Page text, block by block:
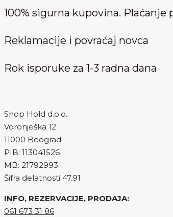
100% sigurna kupovina.
Reklamacije i povraćaj novca
Rok isporuke za 1-3 radna dana
Shop Hold d.o.o.
Voronješka 12
11000 Beograd
PIB: 113041526
MB: 21792993
Šifra delatnosti 47.91
INFO, REZERVACIJE, PRODAJA:
061 673 31 86